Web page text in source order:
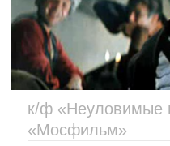
к/ф «Неуловимые
«Мосфильм»